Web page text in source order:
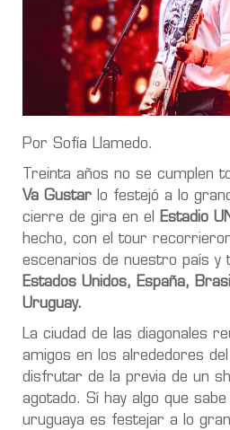
Por Sofía Llamedo.
Treinta años no se cumplen
Va Gustar lo festejó a lo
cierre de gira en el
Estadio
hecho, con el tour
escenarios de nuestro país y
Estados Unidos, España, Brasil
Uruguay.
La ciudad de las diagonales
amigos en los alrededores
disfrutar de la previa de un
agotado. Sí hay algo que
uruguaya es festejar a lo